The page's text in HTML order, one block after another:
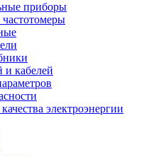
приборы
и кабелей
электроэнергии